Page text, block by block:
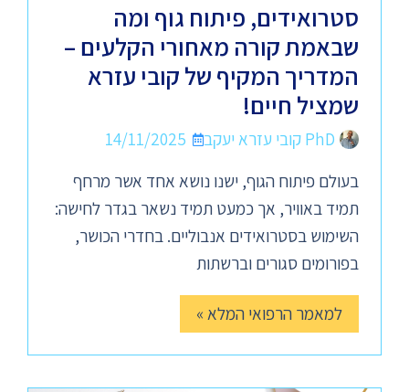
סטרואידים, פיתוח גוף ומה
שבאמת קורה מאחורי הקלעים –
המדריך המקיף של קובי עזרא
שמציל חיים!
PhD קובי עזרא יעקב
14/11/2025
בעולם פיתוח הגוף, ישנו נושא אחד אשר מרחף
תמיד באוויר, אך כמעט תמיד נשאר בגדר לחישה:
השימוש בסטרואידים אנבוליים. בחדרי הכושר,
בפורומים סגורים וברשתות
למאמר הרפואי המלא »